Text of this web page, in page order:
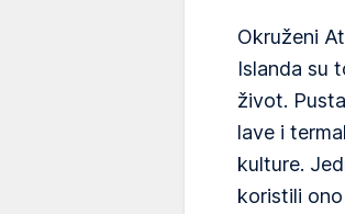
Okruženi
Islanda su
život.
lave i
kulture.
koristili